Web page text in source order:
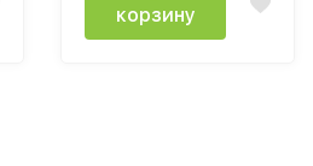
корзину